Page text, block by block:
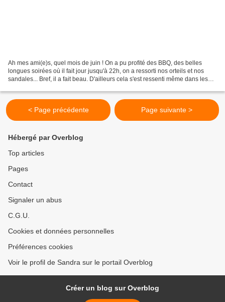
Ah mes ami(e)s, quel mois de juin ! On a pu profité des BBQ, des belles
longues soirées où il fait jour jusqu'à 22h, on a ressorti nos orteils et nos
sandales... Bref, il a fait beau. D'ailleurs cela s'est ressenti même dans les
< Page précédente Page suivante >
Hébergé par Overblog
Top articles
Pages
Contact
Signaler un abus
C.G.U.
Cookies et données personnelles
Préférences cookies
Voir le profil de Sandra sur le portail Overblog
Créer un blog sur Overblog